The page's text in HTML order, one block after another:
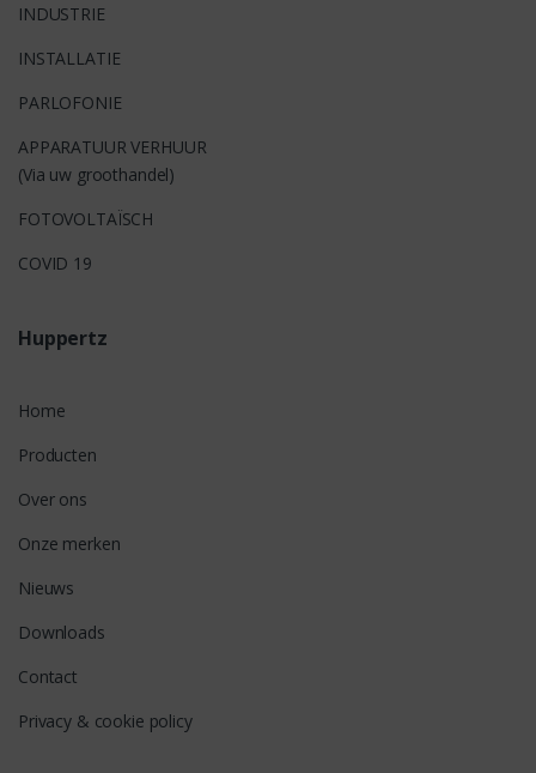
INDUSTRIE
INSTALLATIE
PARLOFONIE
APPARATUUR VERHUUR
(Via uw groothandel)
FOTOVOLTAÏSCH
COVID 19
Huppertz
Home
Producten
Over ons
Onze merken
Nieuws
Downloads
Contact
Privacy & cookie policy